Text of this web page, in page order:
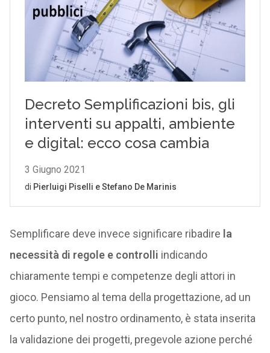
Semplificare deve invece significare ribadire la
necessità di regole e controlli indicando
chiaramente tempi e competenze degli attori in
gioco. Pensiamo al tema della progettazione, ad un
certo punto, nel nostro ordinamento, è stata inserita
la validazione dei progetti, pregevole azione perché